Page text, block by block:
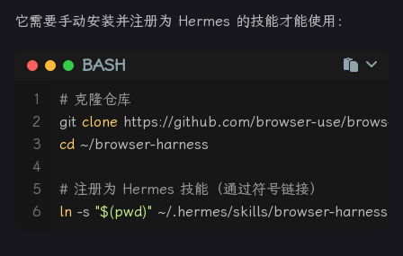
它需要手动安装并注册为 Hermes 的技能才能使用：
BASH
1
2
3
4
5
6
# 克隆仓库
git clone https://github.com/browser-use/
cd ~/browser-harness
# 注册为 Hermes 技能（通过符号链接）
ln -s "$(pwd)" ~/.hermes/skills/browser-harness